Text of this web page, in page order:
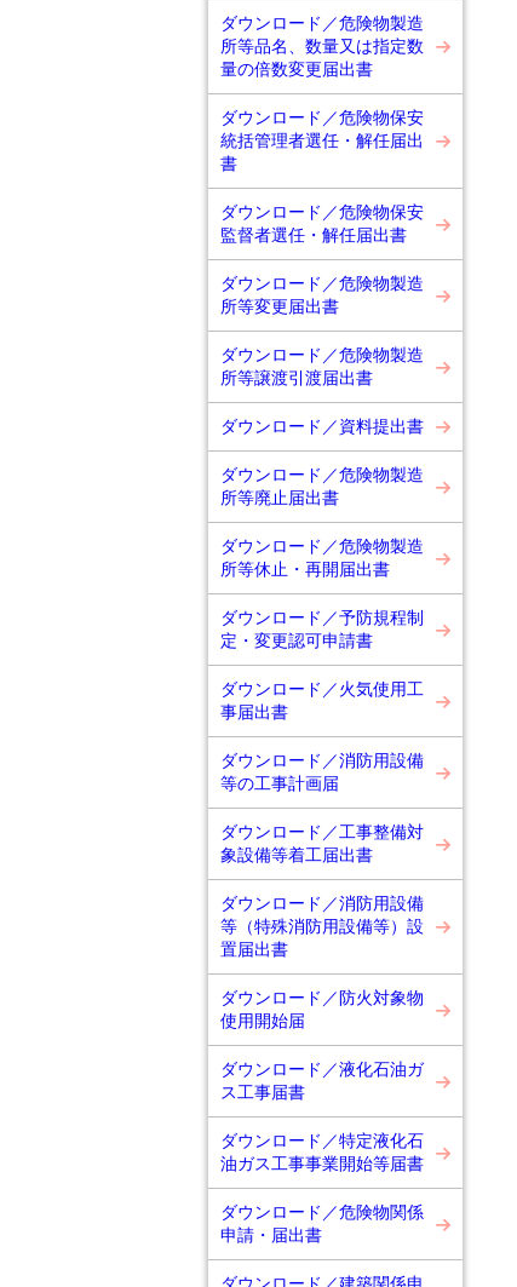
ダウンロード／危険物製造
所等品名、数量又は指定数
量の倍数変更届出書
ダウンロード／危険物保安
統括管理者選任・解任届出
書
ダウンロード／危険物保安
監督者選任・解任届出書
ダウンロード／危険物製造
所等変更届出書
ダウンロード／危険物製造
所等譲渡引渡届出書
ダウンロード／資料提出書
ダウンロード／危険物製造
所等廃止届出書
ダウンロード／危険物製造
所等休止・再開届出書
ダウンロード／予防規程制
定・変更認可申請書
ダウンロード／火気使用工
事届出書
ダウンロード／消防用設備
等の工事計画届
ダウンロード／工事整備対
象設備等着工届出書
ダウンロード／消防用設備
等（特殊消防用設備等）設
置届出書
ダウンロード／防火対象物
使用開始届
ダウンロード／液化石油ガ
ス工事届書
ダウンロード／特定液化石
油ガス工事事業開始等届書
ダウンロード／危険物関係
申請・届出書